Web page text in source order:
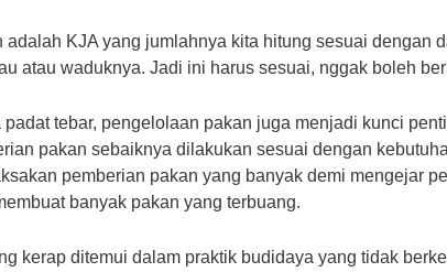
adalah KJA yang jumlahnya kita hitung sesuai dengan
atau waduknya. Jadi ini harus sesuai, nggak boleh
tebar, pengelolaan pakan juga menjadi kunci
pakan sebaiknya dilakukan sesuai dengan
pemberian pakan yang banyak demi mengejar
banyak pakan yang terbuang.
kerap ditemui dalam praktik budidaya yang tidak